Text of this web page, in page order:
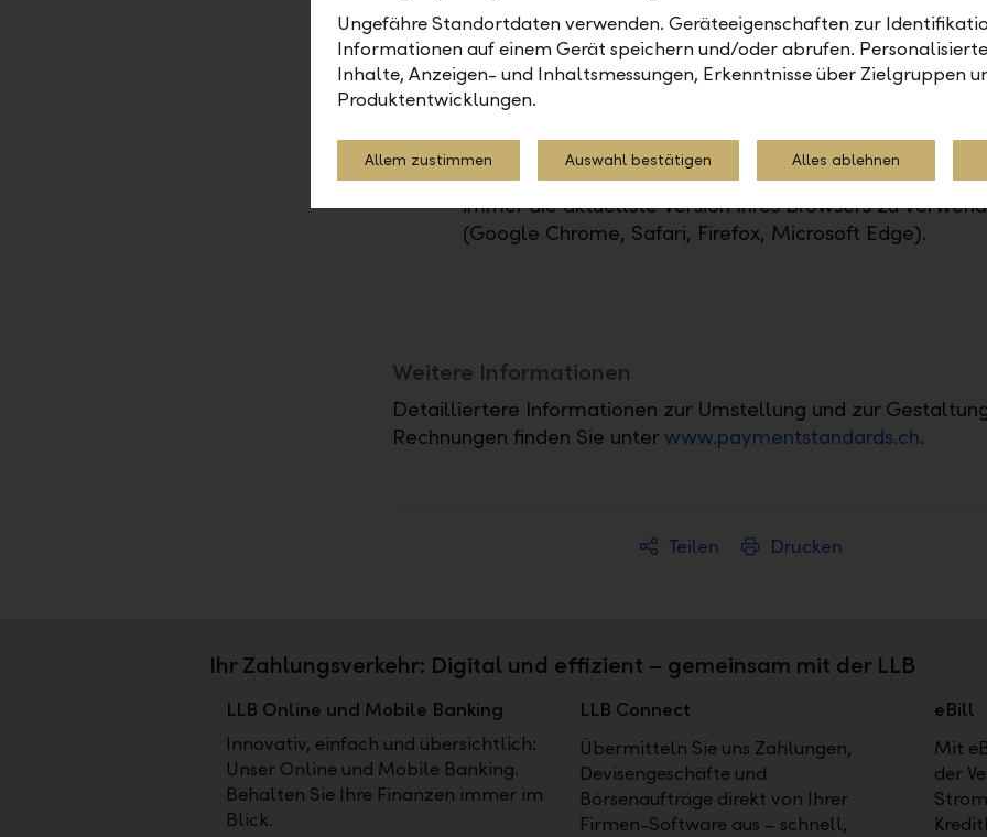
Den QR-Zahlteil in der Ausprägung "IBAN ohne
Sie im LLB E-Banking unter "Postfach" > "Report
"Formular" selbst erstellen. Dieser kann dann entweder
ausgedruckt oder im PDF-Format direkt per E-Mail
werden.
Um das LLB E-Banking optimal nutzen zu können,
immer die aktuellste Version Ihres Browsers zu
(Google Chrome, Safari, Firefox, Microsoft Edge).
Weitere Informationen
Detailliertere Informationen zur Umstellung und zur
Rechnungen finden Sie unterwww.paymentstandards.ch.
Teilen Drucken
Ihr Zahlungsverkehr: Digital und effizient – gemeinsam mit der LLB
LLB Online und Mobile Banking
Innovativ, einfach und übersichtlich:
Unser Online und Mobile Banking.
Behalten Sie Ihre Finanzen immer im
Blick.
LLB Connect
Übermitteln Sie uns Zahlungen,
Devisengeschäfte und
Börsenaufträge direkt von Ihrer
Firmen-Software aus – schnell,
eBill
Mit
der
Ungefähre Standortdaten verwenden. Geräteeigenschaften zur
Informationen auf einem Gerät speichern und/oder abrufen.
Inhalte, Anzeigen- und Inhaltsmessungen, Erkenntnisse über Zielgruppen
Produktentwicklungen.
Allem zustimmen Auswahl bestätigen Alles ablehnen